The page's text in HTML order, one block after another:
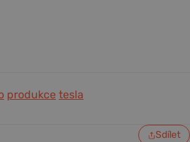
produkce tesla
Sdílet